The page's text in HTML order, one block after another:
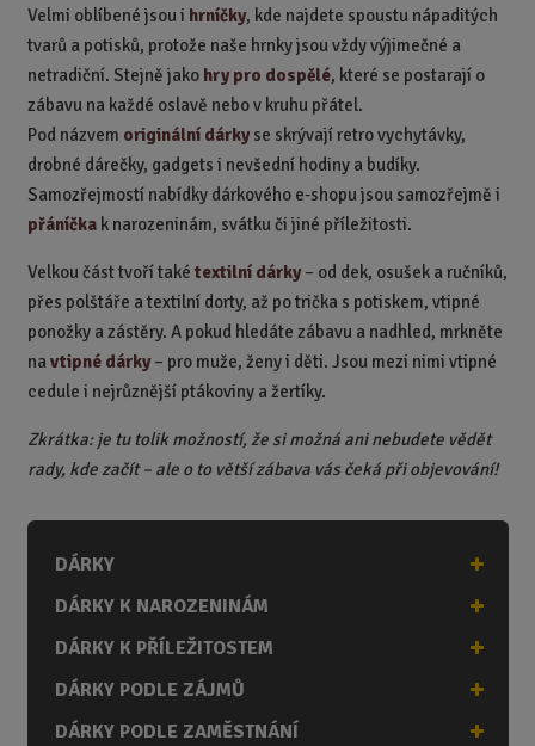
Velmi oblíbené jsou i hrníčky, kde najdete spoustu nápaditých
tvarů a potisků, protože naše hrnky jsou vždy výjimečné a
netradiční. Stejně jako hry pro dospělé, které se postarají o
zábavu na každé oslavě nebo v kruhu přátel.
Pod názvem originální dárkyse skrývají retro vychytávky,
drobné dárečky, gadgets i nevšední hodiny a budíky.
Samozřejmostí nabídky dárkového e-shopu jsou samozřejmě i
přáníčkak narozeninám, svátku či jiné příležitosti.
Velkou část tvoří také textilní dárky– od dek, osušek a ručníků,
přes polštáře a textilní dorty, až po trička s potiskem, vtipné
ponožky a zástěry. A pokud hledáte zábavu a nadhled, mrkněte
na vtipné dárky– pro muže, ženy i děti. Jsou mezi nimi vtipné
cedule i nejrůznější ptákoviny a žertíky.
Zkrátka: je tu tolik možností, že si možná ani nebudete vědět
rady, kde začít – ale o to větší zábava vás čeká při objevování!
DÁRKY
DÁRKY K NAROZENINÁM
DÁRKY K PŘÍLEŽITOSTEM
DÁRKY PODLE ZÁJMŮ
DÁRKY PODLE ZAMĚSTNÁNÍ